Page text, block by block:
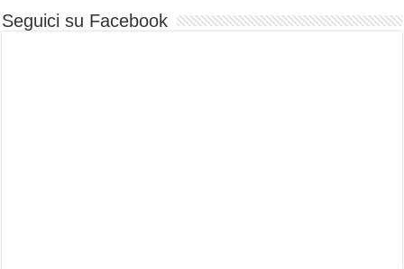
Seguici su Facebook